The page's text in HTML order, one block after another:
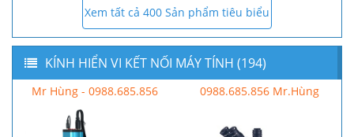
Xem tất cả 400 Sản phẩm tiêu biểu
KÍNH HIỂN VI KẾT NỐI MÁY TÍNH (194)
Mr Hùng - 0988.685.856 0988.685.856 Mr.Hùng